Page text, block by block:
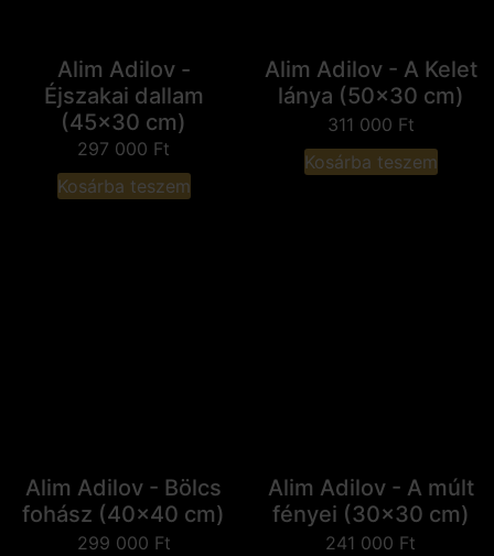
Alim Adilov -
Éjszakai dallam
(45x30 cm)
297 000 Ft
Kosárba teszem
Alim Adilov - A Kelet
lánya (50x30 cm)
311 000 Ft
Kosárba teszem
Alim Adilov - Bölcs
fohász (40x40 cm)
299 000 Ft
Alim Adilov - A múlt
fényei (30x30 cm)
241 000 Ft